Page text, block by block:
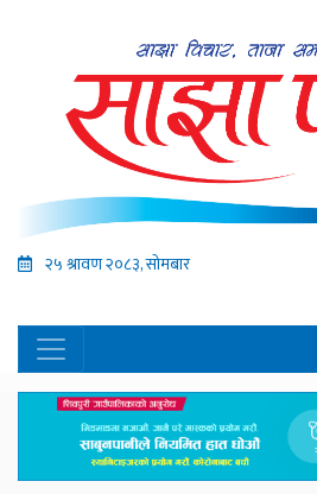
२५ श्रावण २०८३, सोमबार